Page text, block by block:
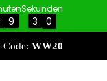
9
9
Sekunden
2
3
2 9
0
9
WW20